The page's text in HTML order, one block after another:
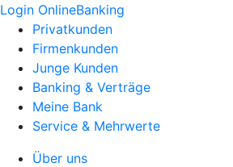
Login OnlineBanking
Privatkunden
Firmenkunden
Junge Kunden
Banking & Verträge
Meine Bank
Service & Mehrwerte
Über uns